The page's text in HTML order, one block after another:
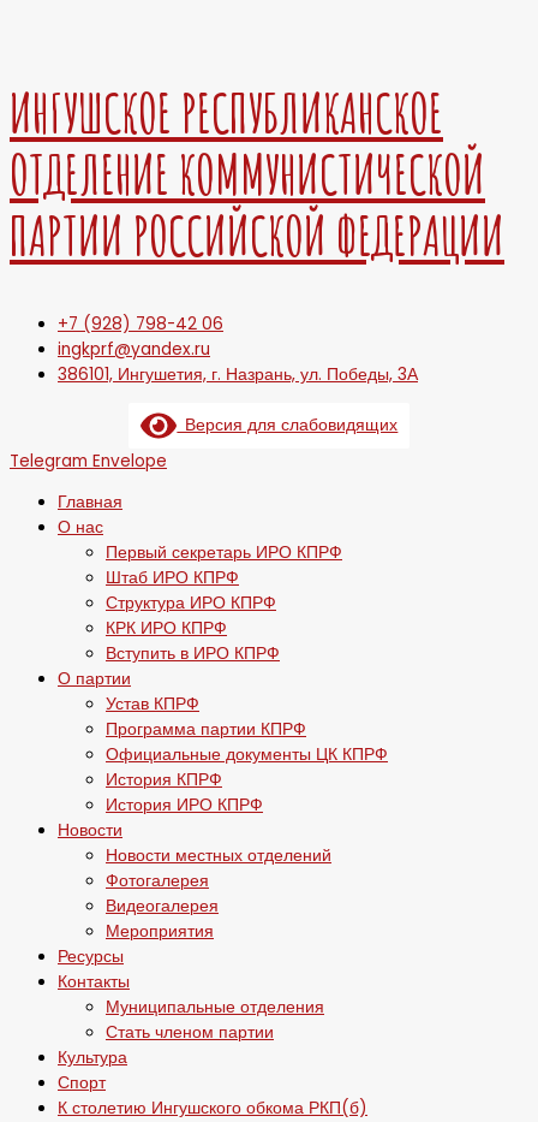
ИНГУШСКОЕ РЕСПУБЛИКАНСКОЕ
ОТДЕЛЕНИЕ КОММУНИСТИЧЕСКОЙ
ПАРТИИ РОССИЙСКОЙ ФЕДЕРАЦИИ
+7 (928) 798-42 06
ingkprf@yandex.ru
386101, Ингушетия, г. Назрань, ул. Победы, 3А
Версия для слабовидящих
Telegram Envelope
Главная
О нас
Первый секретарь ИРО КПРФ
Штаб ИРО КПРФ
Структура ИРО КПРФ
КРК ИРО КПРФ
Вступить в ИРО КПРФ
О партии
Устав КПРФ
Программа партии КПРФ
Официальные документы ЦК КПРФ
История КПРФ
История ИРО КПРФ
Новости
Новости местных отделений
Фотогалерея
Видеогалерея
Мероприятия
Ресурсы
Контакты
Муниципальные отделения
Стать членом партии
Культура
Спорт
К столетию Ингушского обкома РКП(б)